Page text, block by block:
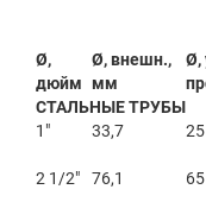
Ø,
дюйм
Ø, внешн.,
мм
Ø,
СТАЛЬНЫЕ ТРУБЫ
1″ 33,7 25
2 1/2″ 76,1 65